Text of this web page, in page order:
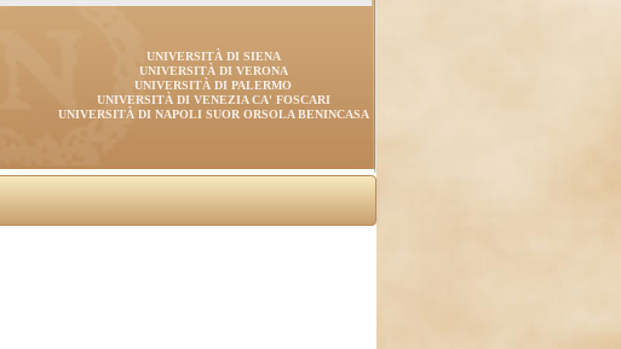
UNIVERSITÀ DI SIENA
UNIVERSITÀ DI VERONA
UNIVERSITÀ DI PALERMO
UNIVERSITÀ DI VENEZIA CA' FOSCARI
UNIVERSITÀ DI NAPOLI SUOR ORSOLA BENINCASA